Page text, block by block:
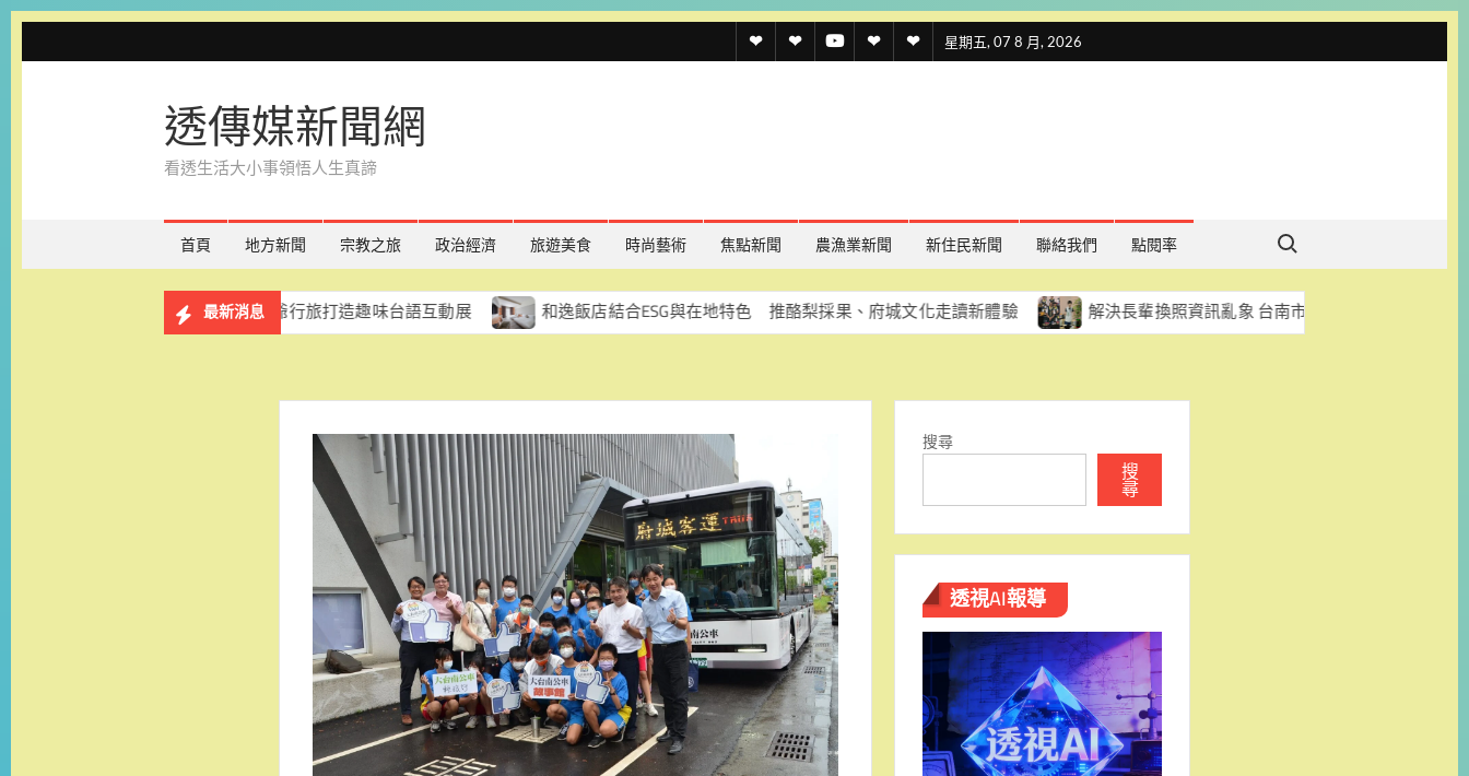
to
星期五, 07 8 月, 2026
透 透
名
透 聯 官
透傳媒新聞網
看透生活大小事領悟人生真諦
首頁 地方新聞 宗教之旅 政治經濟 旅遊美食 時尚藝術 焦點新聞 農漁業新聞 新住民新聞 聯絡我們 點閱率
Search for:
最新消息
免費展出一年 台南老爺行旅打造趣味台語互動展 和逸飯店結合ESG與在地特色 推酪梨採果、府城文化走讀新體驗 解決長輩換照資訊亂象 台南市市議員陳怡珍促每區每月至少辦一
搜尋
搜
尋
透視AI報導